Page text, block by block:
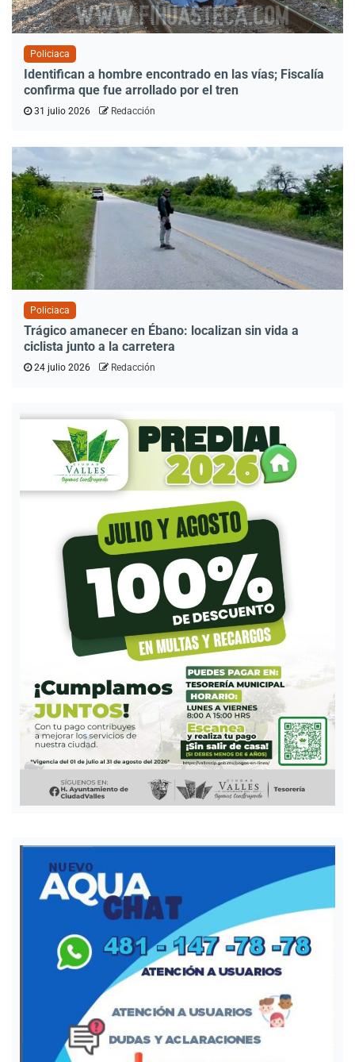
Policiaca
Identifican a hombre encontrado en las vías; Fiscalía
confirma que fue arrollado por el tren
31 julio 2026 Redacción
Policiaca
Trágico amanecer en Ébano: localizan sin vida a
ciclista junto a la carretera
24 julio 2026 Redacción